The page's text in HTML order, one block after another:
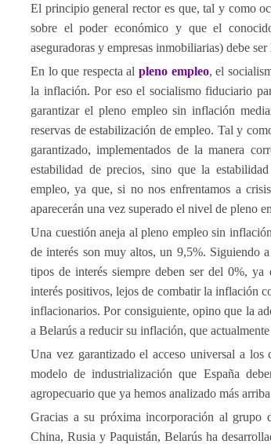
El principio general rector es que, tal y como
sobre el poder económico y que el
aseguradoras y empresas inmobiliarias) debe
En lo que respecta al pleno empleo, el
la inflación. Por eso el socialismo fiduciario
garantizar el pleno empleo sin inflación
reservas de estabilización de empleo. Tal y
garantizado, implementados de la manera
estabilidad de precios, sino que la
empleo, ya que, si no nos enfrentamos a
aparecerán una vez superado el nivel de pleno
Una cuestión aneja al pleno empleo sin
de interés son muy altos, un 9,5%. Siguiendo
tipos de interés siempre deben ser del 0%,
interés positivos, lejos de combatir la inflación
inflacionarios. Por consiguiente, opino que la
a Belarús a reducir su inflación, que
Una vez garantizado el acceso universal a
modelo de industrialización que España
agropecuario que ya hemos analizado más
Gracias a su próxima incorporación al
China, Rusia y Paquistán, Belarús ha